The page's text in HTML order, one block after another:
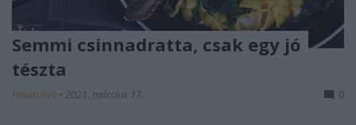
Semmi csinnadratta, csak egy jó
tészta
Havasilive • 2021. március 17. 0